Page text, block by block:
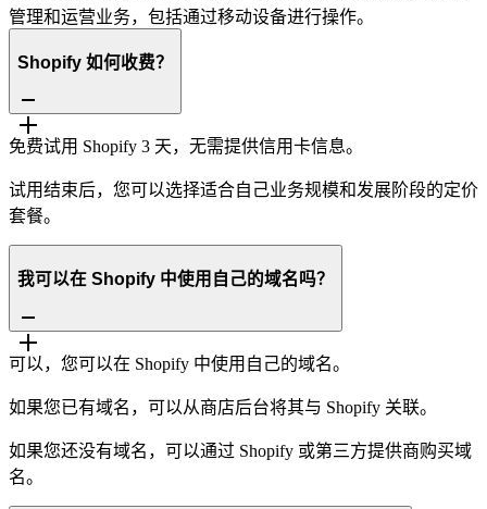
管理和运营业务，包括通过移动设备进行操作。
Shopify 如何收费？
免费试用 Shopify 3 天，无需提供信用卡信息。
试用结束后，您可以选择适合自己业务规模和发展阶段的定价
套餐。
我可以在 Shopify 中使用自己的域名吗？
可以，您可以在 Shopify 中使用自己的域名。
如果您已有域名，可以从商店后台将其与 Shopify 关联。
如果您还没有域名，可以通过 Shopify 或第三方提供商购买域
名。